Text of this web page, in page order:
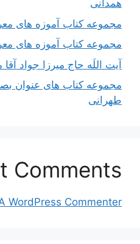
همدانی
مجموعه کتاب آموزه های
مجموعه کتاب آموزه های
آیت اللَه حاج میرزا جواد
مجموعه کتاب های عنوان
طهرانی
Comments
WordPress Commenter